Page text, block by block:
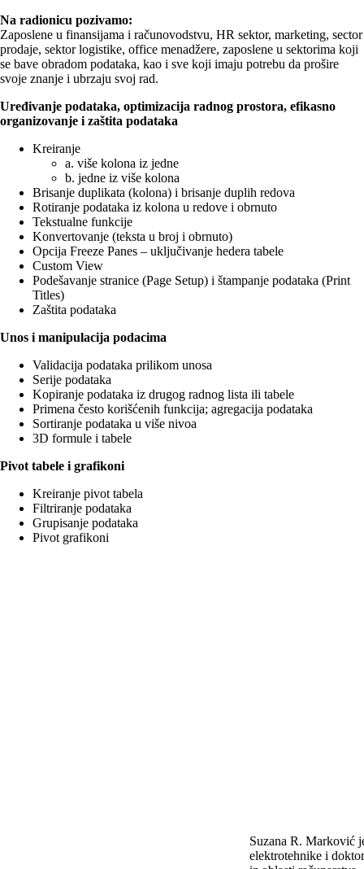
Na radionicu pozivamo:
Zaposlene u finansijama i računovodstvu, HR sektor, marketing, sector
prodaje, sektor logistike, office menadžere, zaposlene u sektorima koji
se bave obradom podataka, kao i sve koji imaju potrebu da prošire
svoje znanje i ubrzaju svoj rad.
Uređivanje podataka, optimizacija radnog prostora, efikasno
organizovanje i zaštita podataka
Kreiranje
a. više kolona iz jedne
b. jedne iz više kolona
Brisanje duplikata (kolona) i brisanje duplih redova
Rotiranje podataka iz kolona u redove i obrnuto
Tekstualne funkcije
Konvertovanje (teksta u broj i obrnuto)
Opcija Freeze Panes – uključivanje hedera tabele
Custom View
Podešavanje stranice (Page Setup) i štampanje podataka (Print
Titles)
Zaštita podataka
Unos i manipulacija podacima
Validacija podataka prilikom unosa
Serije podataka
Kopiranje podataka iz drugog radnog lista ili tabele
Primena često korišćenih funkcija; agregacija podataka
Sortiranje podataka u više nivoa
3D formule i tabele
Pivot tabele i grafikoni
Kreiranje pivot tabela
Filtriranje podataka
Grupisanje podataka
Pivot grafikoni
Suzana R. Marković
elektrotehnike i